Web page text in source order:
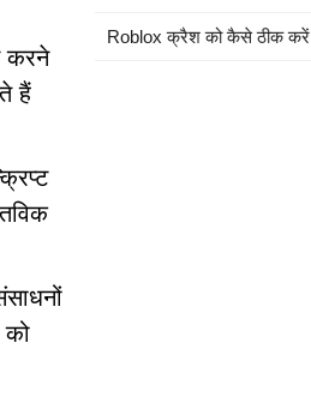
करने
हैं
Roblox क्रैश को कैसे ठीक करें